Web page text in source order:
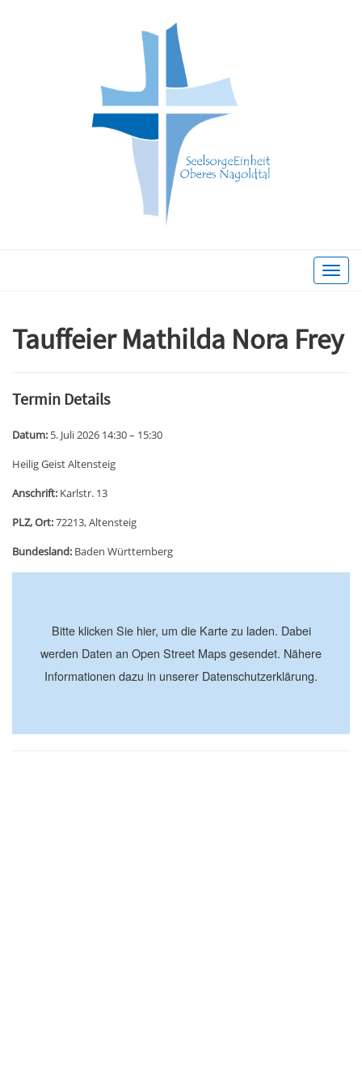
Toggle
Tauffeier Mathilda Nora Frey
Termin Details
Datum: 5. Juli 2026 14:30– 15:30
Heilig Geist Altensteig
Anschrift: Karlstr. 13
PLZ, Ort:72213, Altensteig
Bundesland: Baden Württemberg